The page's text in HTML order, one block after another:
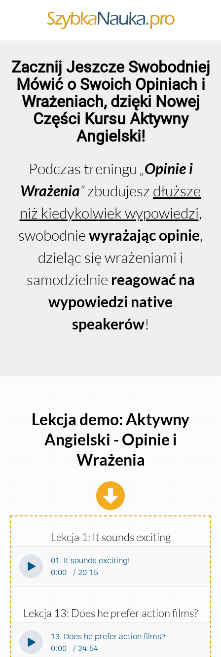
Zacznij Jeszcze Swobodniej
Mówić o Swoich Opiniach i
Wrażeniach, dzięki Nowej
Części Kursu Aktywny
Angielski!
Podczas treningu „Opinie i
Wrażenia”zbudujesz dłuższe
niż kiedykolwiek wypowiedzi,
swobodniewyrażając opinie,
dzieląc się wrażeniami i
samodzielnie reagować na
wypowiedzi native
speakerów!
Lekcja demo: Aktywny
Angielski - Opinie i
Wrażenia
Lekcja 1: It sounds exciting
01. It sounds exciting!
0:00
20:15
Lekcja 13: Does he prefer action films?
13. Does he prefer action films?
0:00
24:54